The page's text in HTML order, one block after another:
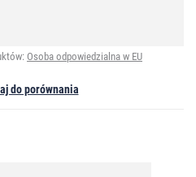
Osoba odpowiedzialna w EU
do porównania